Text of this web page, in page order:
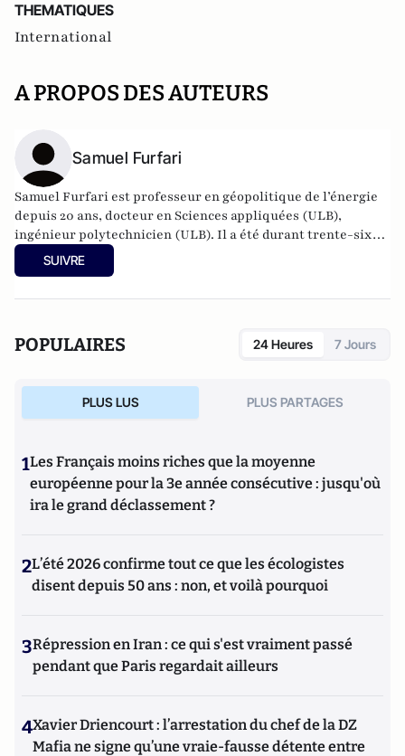
THEMATIQUES
International
A PROPOS DES AUTEURS
Samuel Furfari
Samuel Furfari est professeur en géopolitique de l’énergie
depuis 20 ans, docteur en Sciences appliquées (ULB),
ingénieur polytechnicien (ULB). Il a été durant trente-six
ans haut fonctionnaire à la Direction générale de l'énergie
de la Commission européenne. Auteur de 18 livres.
SUIVRE
POPULAIRES 24 Heures 7 Jours
PLUS LUS PLUS PARTAGES
1Les Français moins riches que la moyenne
européenne pour la 3e année consécutive : jusqu'où
ira le grand déclassement ?
2L’été 2026 confirme tout ce que les écologistes
disent depuis 50 ans : non, et voilà pourquoi
3Répression en Iran : ce qui s'est vraiment passé
pendant que Paris regardait ailleurs
4Xavier Driencourt : l’arrestation du chef de la DZ
Mafia ne signe qu’une vraie-fausse détente entre